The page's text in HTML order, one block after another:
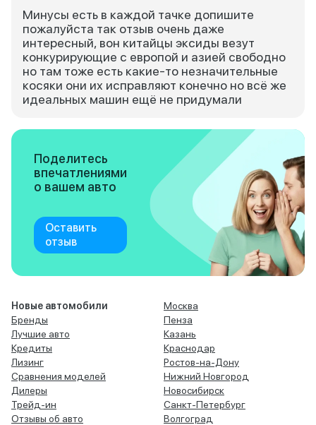
Минусы есть в каждой тачке допишите
пожалуйста так отзыв очень даже
интересный, вон китайцы эксиды везут
конкурирующие с европой и азией свободно
но там тоже есть какие-то незначительные
косяки они их исправляют конечно но всё же
идеальных машин ещё не придумали
Поделитесь
впечатлениями
о вашем авто
Оставить
отзыв
Новые автомобили
Бренды
Лучшие авто
Кредиты
Лизинг
Сравнения моделей
Дилеры
Трейд-ин
Отзывы об авто
Москва
Пенза
Казань
Краснодар
Ростов-на-Дону
Нижний Новгород
Новосибирск
Санкт-Петербург
Волгоград